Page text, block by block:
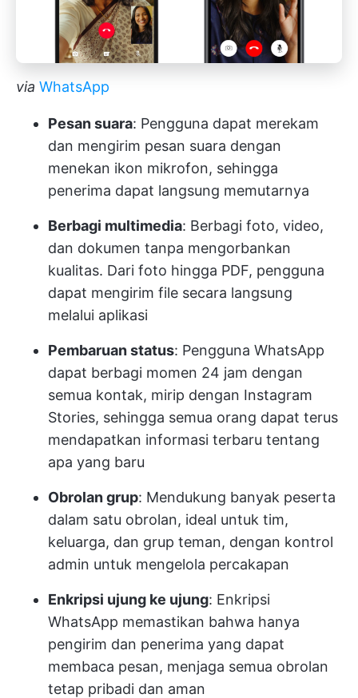
via WhatsApp
Pesan suara: Pengguna dapat merekam
dan mengirim pesan suara dengan
menekan ikon mikrofon, sehingga
penerima dapat langsung memutarnya
Berbagi multimedia: Berbagi foto, video,
dan dokumen tanpa mengorbankan
kualitas. Dari foto hingga PDF, pengguna
dapat mengirim file secara langsung
melalui aplikasi
Pembaruan status: Pengguna WhatsApp
dapat berbagi momen 24 jam dengan
semua kontak, mirip dengan Instagram
Stories, sehingga semua orang dapat terus
mendapatkan informasi terbaru tentang
apa yang baru
Obrolan grup: Mendukung banyak peserta
dalam satu obrolan, ideal untuk tim,
keluarga, dan grup teman, dengan kontrol
admin untuk mengelola percakapan
Enkripsi ujung ke ujung: Enkripsi
WhatsApp memastikan bahwa hanya
pengirim dan penerima yang dapat
membaca pesan, menjaga semua obrolan
tetap pribadi dan aman